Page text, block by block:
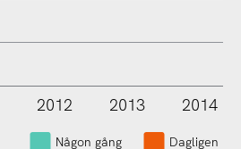
2012 2013 2014
Någon gång Dagligen